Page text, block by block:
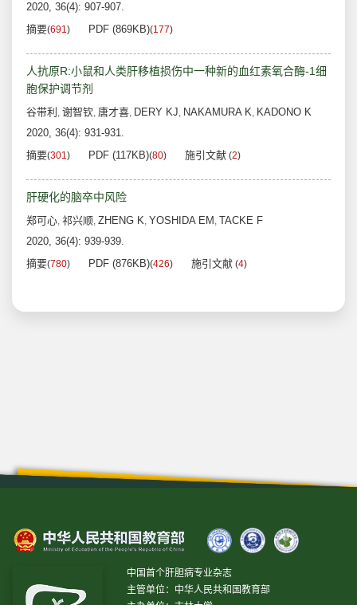
2020, 36(4): 907-907.
摘要(691) PDF (869KB)(177)
人抗原R:小鼠和人类肝移植损伤中一种新的血红素氧合酶-1细
胞保护调节剂
谷带利 , 谢智钦, 唐才喜, DERY KJ, NAKAMURA K, KADONO K
2020, 36(4): 931-931.
摘要(301) PDF (117KB)(80) 施引文献 (2)
肝硬化的脑卒中风险
郑可心, 祁兴顺, ZHENG K, YOSHIDA EM , TACKE F
2020, 36(4): 939-939.
摘要(780) PDF (876KB)(426) 施引文献 (4)
中国首个肝胆病专业杂志
主管单位：中华人民共和国教育部